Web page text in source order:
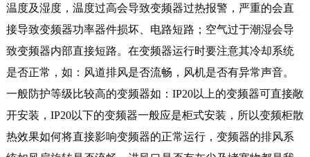
温度及湿度，温度过高会导致变频器过热报警，严重的会直
接导致变频器功率器件损坏、电路短路；空气过于潮湿会导
致变频器内部直接短路。在变频器运行时要注意其冷却系统
是否正常，如：风道排风是否流畅，风机是否有异常声音。
一般防护等级比较高的变频器如：IP20以上的变频器可直接敞
开安装，IP20以下的变频器一般应是柜式安装，所以变频柜散
热效果如何将直接影响变频器的正常运行，变频器的排风系